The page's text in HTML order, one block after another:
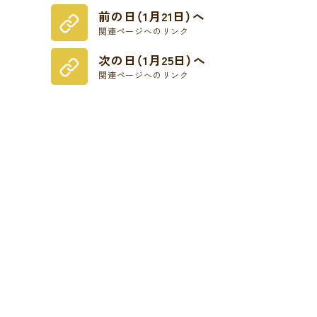
前の日（1月21日）へ
関連ページへのリンク
次の日（1月25日）へ
関連ページへのリンク